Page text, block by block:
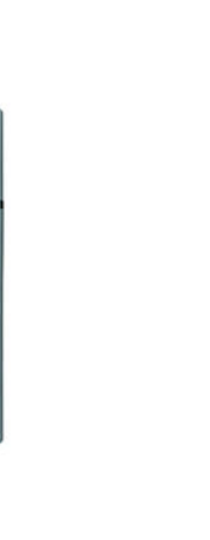
Dermaroller.
linjer og
aften og også
lag
30 ml